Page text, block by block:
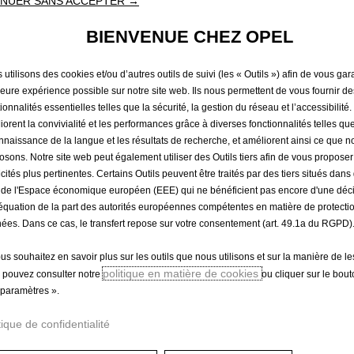
P
i
c
e
i
s
5
8
,
0
€
T
Q
u
a
n
t
i
t
y
p
d
Paiement en plusieurs fois
être utilisé selon différentes combinaisons avec
BIENVENUE CHEZ OPEL
utilisons des cookies et/ou d’autres outils de suivi (les « Outils ») afin de vous
expérience possible sur notre site web. Ils nous permettent de vous fournir
essentielles telles que la sécurité, la gestion du réseau et l’accessibilité.
la convivialité et les performances grâce à diverses fonctionnalités telles
de la langue et les résultats de recherche, et améliorent ainsi ce que
Notre site web peut également utiliser des Outils tiers afin de vous
plus pertinentes. Certains Outils peuvent être traités par des tiers situés dans
l'Espace économique européen (EEE) qui ne bénéficient pas encore d'une
de la part des autorités européennes compétentes en matière de
Dans ce cas, le transfert repose sur votre consentement (art. 49.1a du RGPD).
souhaitez en savoir plus sur les outils que nous utilisons et sur la manière de
pouvez consulter notrepolitique en matière de cookies ou cliquer sur le
».
de confidentialité